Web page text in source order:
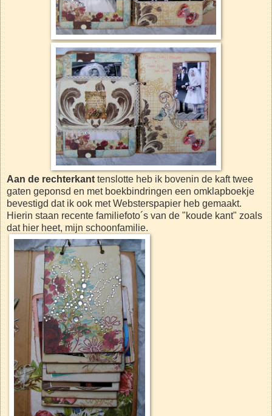
Aan de rechterkant tenslotte heb ik bovenin de kaft twee
gaten geponsd en met boekbindringen een omklapboekje
bevestigd dat ik ook met Websterspapier heb gemaakt.
Hierin staan recente familiefoto´s van de "koude kant" zoals
dat hier heet, mijn schoonfamilie.